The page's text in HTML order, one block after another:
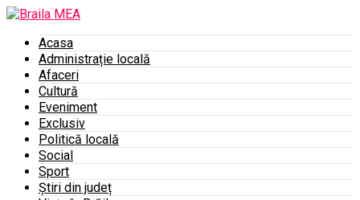
Acasa
Administrație locală
Afaceri
Cultură
Eveniment
Exclusiv
Politică locală
Social
Sport
Știri din județ